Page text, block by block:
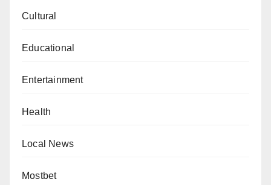
Cultural
Educational
Entertainment
Health
Local News
Mostbet